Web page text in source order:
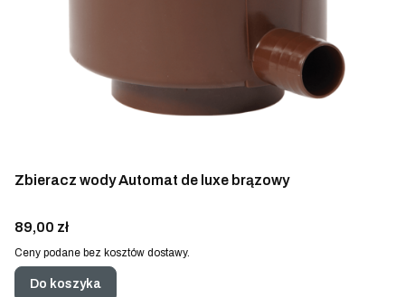
Zbieracz wody Automat de luxe brązowy
Cena
89,00 zł
Ceny podane bez kosztów dostawy.
Do koszyka